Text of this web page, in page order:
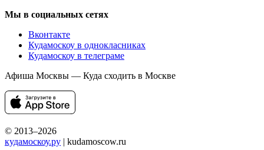
Мы в социальных сетях
Вконтакте
Кудамоскоу в однокласниках
Кудамоскоу в телеграме
Афиша Москвы — Куда сходить в Москве
© 2013–2026
кудамоскоу.ру | kudamoscow.ru